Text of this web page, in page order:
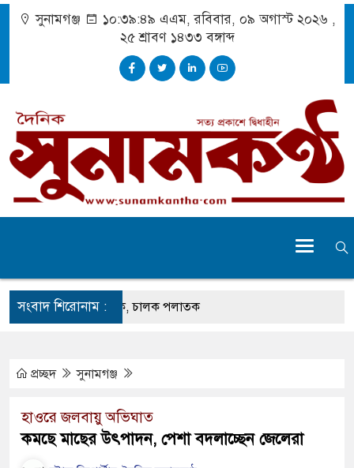
সুনামগঞ্জ ১০:৩৯:৪৯ এএম, রবিবার, ০৯ অগাস্ট ২০২৬ ,
২৫ শ্রাবণ ১৪৩৩ বঙ্গাব্দ
সংবাদ শিরোনাম :
ঝুলছে ডাম্প ট্রাক, চালক পলাতক
দুর্ঘটনায় নিহত ১৫ হাজার ৭১২
ভারতে পাচার, গুয়াহাটি ক্যাম্পে মানবেতর
যুবকের
প্রচ্ছদ সুনামগঞ্জ
হাওরে জলবায়ু অভিঘাত
কমছে মাছের উৎপাদন, পেশা বদলাচ্ছেন জেলেরা